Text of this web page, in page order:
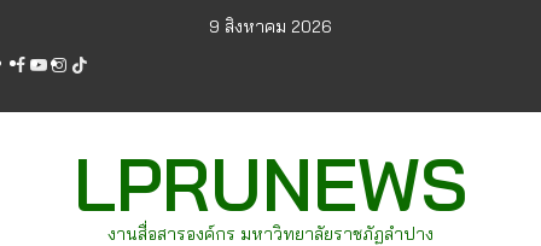
content
9 สิงหาคม 2026
facebook
youtube
instagram
tiktok
LPRUNEWS
งานสื่อสารองค์กร มหาวิทยาลัยราชภัฏลำปาง